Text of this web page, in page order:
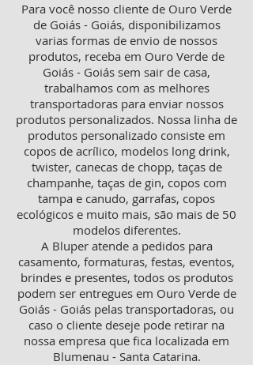
Para você nosso cliente de Ouro Verde
de Goiás - Goiás, disponibilizamos
varias formas de envio de nossos
produtos, receba em Ouro Verde de
Goiás - Goiás sem sair de casa,
trabalhamos com as melhores
transportadoras para enviar nossos
produtos personalizados. Nossa linha de
produtos personalizado consiste em
copos de acrílico, modelos long drink,
twister, canecas de chopp, taças de
champanhe, taças de gin, copos com
tampa e canudo, garrafas, copos
ecológicos e muito mais, são mais de 50
modelos diferentes.
A Bluper atende a pedidos para
casamento, formaturas, festas, eventos,
brindes e presentes, todos os produtos
podem ser entregues em Ouro Verde de
Goiás - Goiás pelas transportadoras, ou
caso o cliente deseje pode retirar na
nossa empresa que fica localizada em
Blumenau - Santa Catarina.